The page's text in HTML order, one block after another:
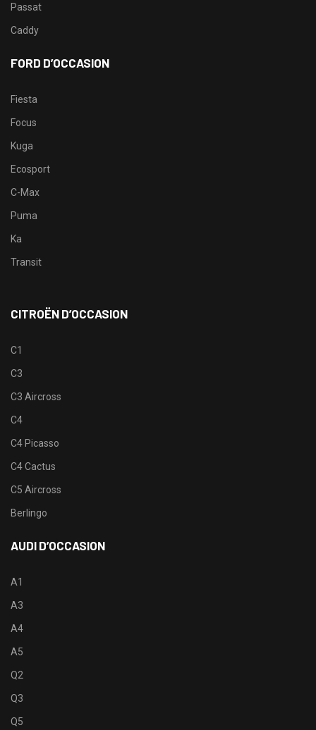
Passat
Caddy
FORD D’OCCASION
Fiesta
Focus
Kuga
Ecosport
C-Max
Puma
Ka
Transit
CITROËN D’OCCASION
C1
C3
C3 Aircross
C4
C4 Picasso
C4 Cactus
C5 Aircross
Berlingo
AUDI D’OCCASION
A1
A3
A4
A5
Q2
Q3
Q5